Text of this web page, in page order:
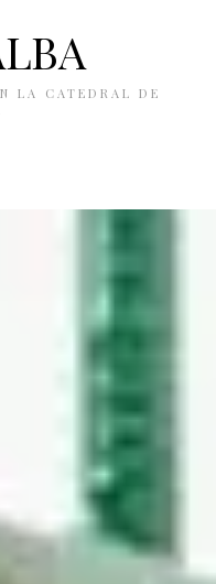
LA CATEDRAL DE